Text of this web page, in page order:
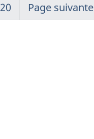
20 Page suivante